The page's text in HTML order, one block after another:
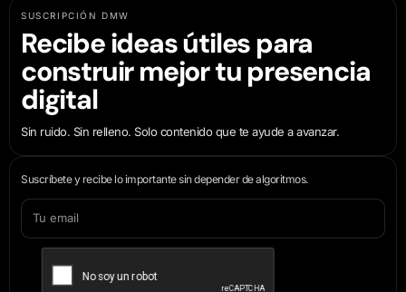
SUSCRIPCIÓN DMW
Recibe ideas útiles para
construir mejor tu presencia
digital
Sin ruido. Sin relleno. Solo contenido que te ayude a avanzar.
Suscríbete y recibe lo importante sin depender de algoritmos.